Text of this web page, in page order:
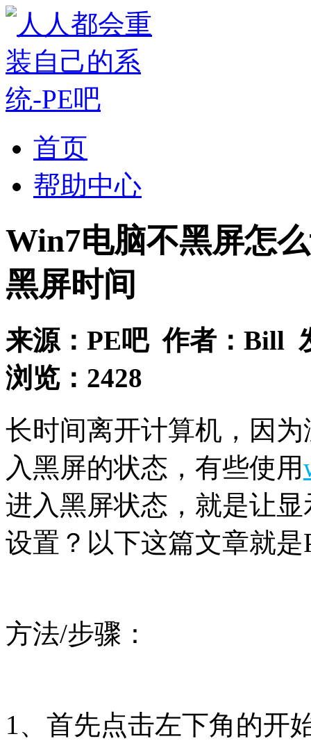
首页
帮助中心
Win7电脑不黑屏怎
黑屏时间
来源： PE吧作者： Bill
浏览： 2428
长时间离开计算机，因
入黑屏的状态，有些使用
进入黑屏状态，就是让
设置？以下这篇文章就
方法/步骤：
1、首先点击左下角的开